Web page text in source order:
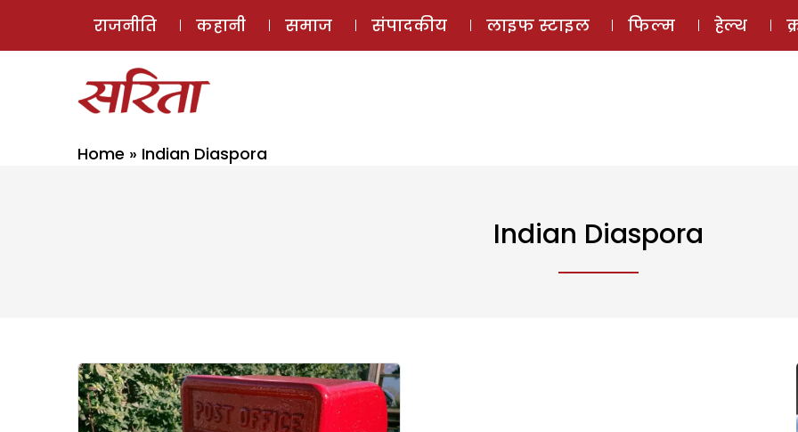
ई-मैगज़ीन
राजनीति कहानी समाज संपादकीय लाइफ स्टाइल फिल्म हेल्थ
Home » Indian Diaspora
Indian Diaspora